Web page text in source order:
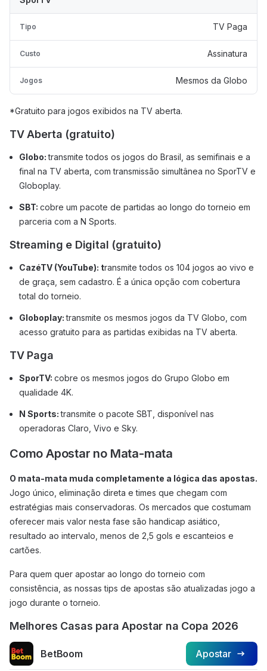
Tipo TV Paga
Custo Assinatura
Jogos Mesmos da Globo
*Gratuito para jogos exibidos na TV aberta.
TV Aberta (gratuito)
Globo:transmite todos os jogos do Brasil, as semifinais e a
final na TV aberta, com transmissão simultânea no SporTV e
Globoplay.
SBT: cobre um pacote de partidas ao longo do torneio em
parceria com a N Sports.
Streaming e Digital (gratuito)
CazéTV (YouTube): transmite todos os 104 jogos ao vivo e
de graça, sem cadastro. É a única opção com cobertura
total do torneio.
Globoplay:transmite os mesmos jogos da TV Globo, com
acesso gratuito para as partidas exibidas na TV aberta.
TV Paga
SporTV: cobre os mesmos jogos do Grupo Globo em
qualidade 4K.
N Sports:transmite o pacote SBT, disponível nas
operadoras Claro, Vivo e Sky.
Como Apostar no Mata-mata
O mata-mata muda completamente a lógica das apostas.
Jogo único, eliminação direta e times que chegam com
estratégias mais conservadoras. Os mercados que costumam
oferecer mais valor nesta fase são handicap asiático,
resultado ao intervalo, menos de 2,5 gols e escanteios e
cartões.
Para quem quer apostar ao longo do torneio com
consistência, as nossas tips de apostas são atualizadas jogo a
jogo durante o torneio.
Melhores Casas para Apostar na Copa 2026
BetBoom Apostar